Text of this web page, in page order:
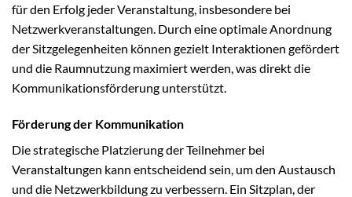
für den Erfolg jeder Veranstaltung, insbesondere bei
Netzwerkveranstaltungen. Durch eine optimale Anordnung
der Sitzgelegenheiten können gezielt Interaktionen gefördert
und die Raumnutzung maximiert werden, was direkt die
Kommunikationsförderung unterstützt.
Förderung der Kommunikation
Die strategische Platzierung der Teilnehmer bei
Veranstaltungen kann entscheidend sein, um den Austausch
und die Netzwerkbildung zu verbessern. Ein Sitzplan, der